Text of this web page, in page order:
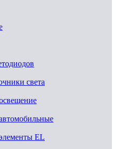
света
EL